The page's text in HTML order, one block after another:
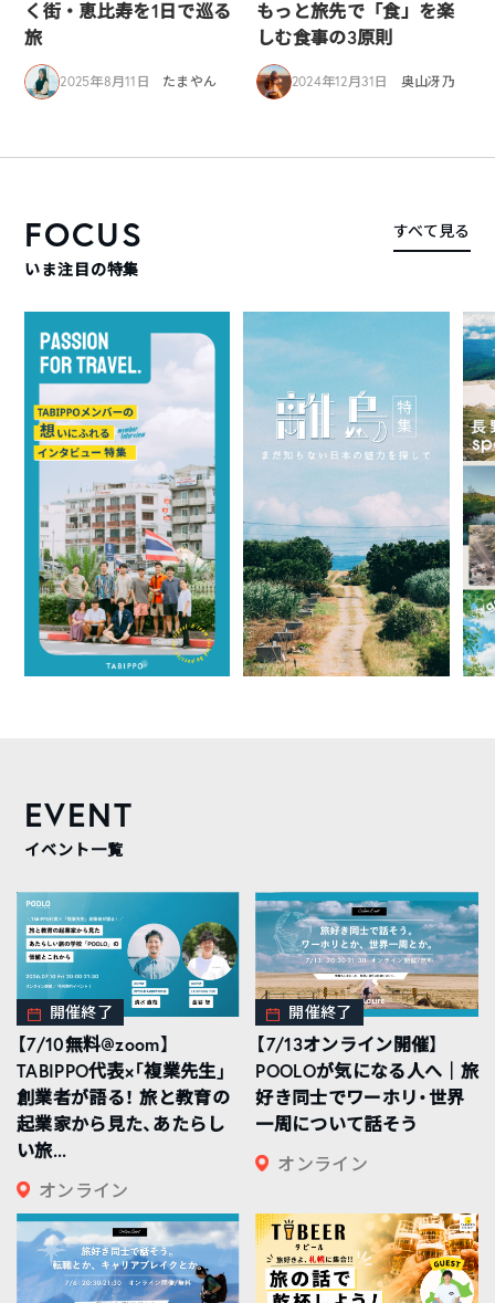
く街・恵比寿を1日で巡る
旅
2025年8月11日 たまやん
もっと旅先で「食」を楽
しむ食事の3原則
2024年12月31日 奥山冴乃
FOCUS
いま注目の特集
すべて見る
EVENT
イベント一覧
開催終了
【7/10無料@zoom】
TABIPPO代表×「複業先生」
創業者が語る！ 旅と教育の
起業家から見た、あたらし
い旅...
オンライン
開催終了
【7/13オンライン開催】
POOLOが気になる人へ｜旅
好き同士でワーホリ・世界
一周について話そう
オンライン